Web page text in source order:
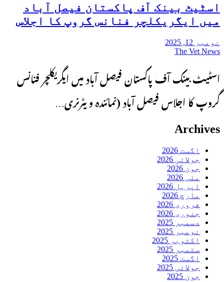
اسٹیٹ بینک آف پاکستان فیصل آباد
میں ایگریکلچر فنانس گروپ کا اجلاس
نومبر 12, 2025
The Vet News
اسٹیٹ بینک آف پاکستان فیصل آباد میں ایگریکلچر فنانس
گروپ کا اجلاس فیصل آباد (نمائندہ ویٹرنری…
Archives
اگست 2026
جولائی 2026
جون 2026
مئی 2026
اپریل 2026
مارچ 2026
فروری 2026
جنوری 2026
دسمبر 2025
نومبر 2025
اکتوبر 2025
ستمبر 2025
اگست 2025
جولائی 2025
جون 2025